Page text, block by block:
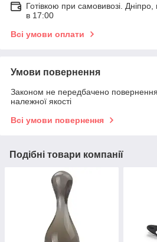
Готівкою при самовивозі.
в 17:00
Всі умови оплати
Умови повернення
Законом не передбачено
належної якості
Всі умови повернення
Подібні товари компанії